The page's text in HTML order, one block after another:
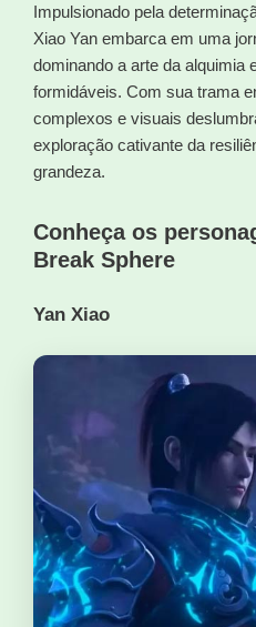
Impulsionado pela
Xiao Yan embarca em uma
dominando a arte da alquimia
formidáveis. Com sua trama
complexos e visuais
exploração cativante da
grandeza.
Conheça os
Break Sphere
Yan Xiao